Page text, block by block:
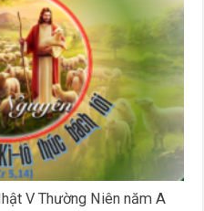
V Thường Niên năm A